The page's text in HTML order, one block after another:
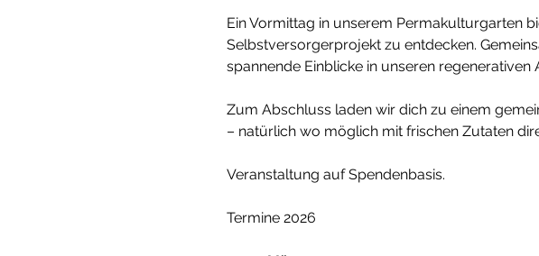
Ein Vormittag in unserem Permakulturgarten
Selbstversorgerprojekt zu entdecken.
spannende Einblicke in unseren regenerativen
Zum Abschluss laden wir dich zu einem
– natürlich wo möglich mit frischen Zutaten
Veranstaltung auf Spendenbasis.
Termine 2026